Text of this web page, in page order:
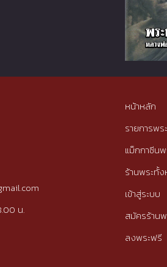
น.
หน้าหลัก
รายการพร
แม็กกาซีนพ
ร้านพระทั้
เข้าสู่ระบบ
สมัครร้าน
ลงพระฟรี